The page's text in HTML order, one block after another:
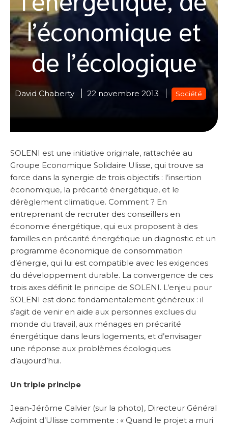
l’économique et
de l’écologique
David Chaberty 22 novembre 2013 Société
SOLENI est une initiative originale, rattachée au
Groupe Economique Solidaire Ulisse, qui trouve sa
force dans la synergie de trois objectifs : l’insertion
économique, la précarité énergétique, et le
dérèglement climatique. Comment ? En
entreprenant de recruter des conseillers en
économie énergétique, qui eux proposent à des
familles en précarité énergétique un diagnostic et un
programme économique de consommation
d’énergie, qui lui est compatible avec les exigences
du développement durable. La convergence de ces
trois axes définit le principe de SOLENI. L’enjeu pour
SOLENI est donc fondamentalement généreux : il
s’agit de venir en aide aux personnes exclues du
monde du travail, aux ménages en précarité
énergétique dans leurs logements, et d’envisager
une réponse aux problèmes écologiques
d’aujourd’hui.
Un triple principe
Jean-Jérôme Calvier (sur la photo), Directeur Général
Adjoint d’Ulisse commente : « Quand le projet a muri